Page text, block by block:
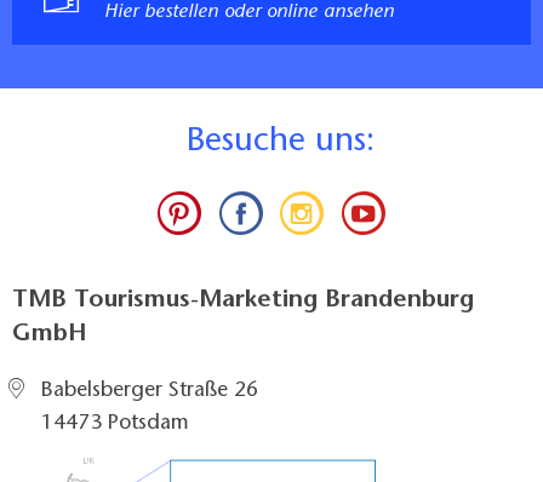
Hier bestellen oder online ansehen
Besuche uns:
TMB Tourismus-Marketing Brandenburg
GmbH
Babelsberger Straße 26
14473 Potsdam